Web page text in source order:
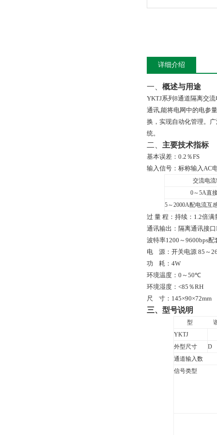
详细介绍
一、 概述与用途
YKTJ系列 8通道隔离交
通讯,能将电网中的电参
换，实现自动化管理。
统。
二、 主要技术指标
基本误差： 0.2 ％FS
输入信号： 标称输入AC
交流电
0～5A直
5～2000A配电流互
过 量 程：持续：1.2倍
通讯输出：隔离通讯接口
波特率1200 ～9600bps
电
源：开关电源 85 ～
功
耗： 4W
环境温度： 0 ～ 50℃
环境湿度： <85 ％RH
尺
寸： 145×90×72mm
三、型号说明
型
YKTJ
外型尺寸
D
通道输入数
信号类型